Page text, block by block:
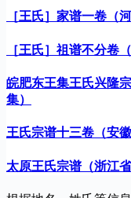
［王氏］家谱一卷（
［王氏］祖谱不分卷
皖肥东王集王氏兴隆
集）
王氏宗谱十三卷（安
太原王氏宗谱（浙江省